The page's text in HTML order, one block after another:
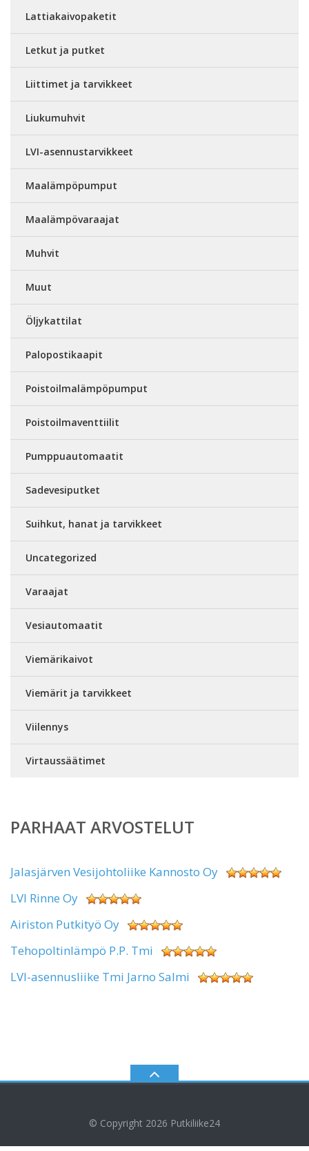
Lattiakaivopaketit
Letkut ja putket
Liittimet ja tarvikkeet
Liukumuhvit
LVI-asennustarvikkeet
Maalämpöpumput
Maalämpövaraajat
Muhvit
Muut
Öljykattilat
Palopostikaapit
Poistoilmalämpöpumput
Poistoilmaventtiilit
Pumppuautomaatit
Sadevesiputket
Suihkut, hanat ja tarvikkeet
Uncategorized
Varaajat
Vesiautomaatit
Viemärikaivot
Viemärit ja tarvikkeet
Viilennys
Virtaussäätimet
PARHAAT ARVOSTELUT
Jalasjärven Vesijohtoliike Kannosto Oy
LVI Rinne Oy
Airiston Putkityö Oy
Tehopoltinlämpö P.P. Tmi
LVI-asennusliike Tmi Jarno Salmi
© Copyright 2026 Putkiliike24